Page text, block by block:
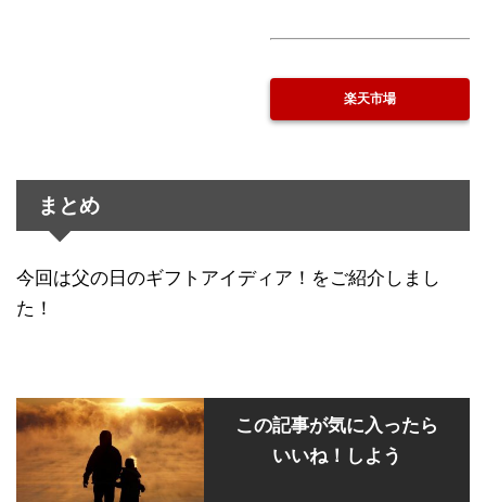
楽天市場
まとめ
今回は父の日のギフトアイディア！をご紹介しまし
た！
この記事が気に入ったら
いいね！しよう